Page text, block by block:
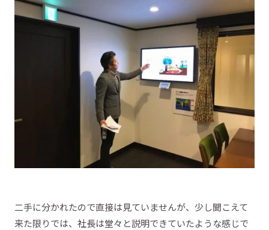
二手に分かれたので直接は見ていませんが、少し聞こえて
来た限りでは、社長は堂々と説明できていたような感じで